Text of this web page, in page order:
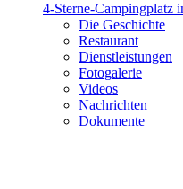
4-Sterne-Campingplatz
Die Geschichte
Restaurant
Dienstleistungen
Fotogalerie
Videos
Nachrichten
Dokumente